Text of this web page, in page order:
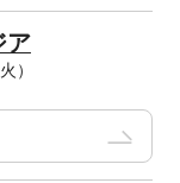
ア
）